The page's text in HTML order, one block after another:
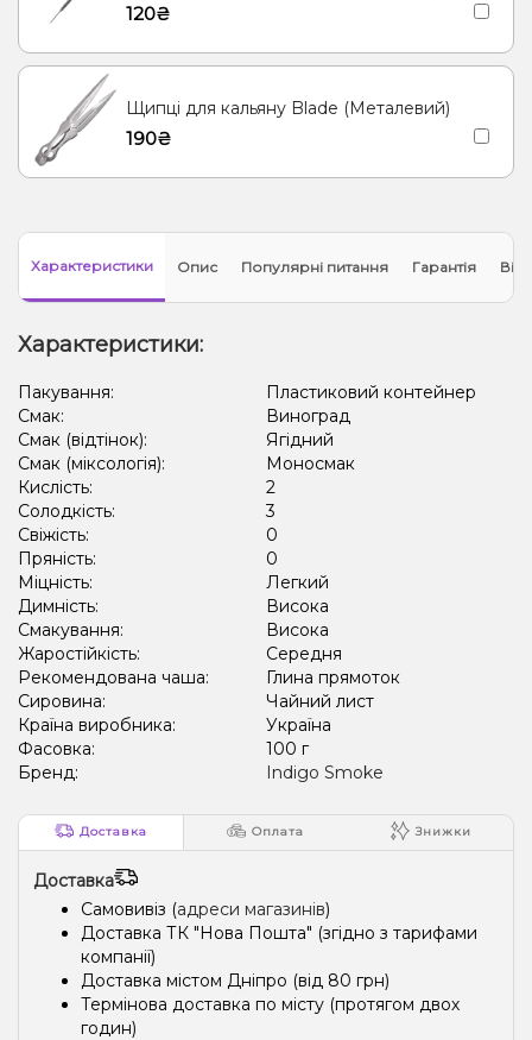
120₴
Щипці для кальяну Blade (Металевий)
190₴
Характеристики Опис Популярні питання Гарантія
Характеристики:
Пакування:
Пластиковий контейнер
Смак:
Виноград
Смак (відтінок):
Ягідний
Смак (міксологія):
Моносмак
Кислість:
2
Солодкість:
3
Свіжість:
0
Пряність:
0
Міцність:
Легкий
Димність:
Висока
Смакування:
Висока
Жаростійкість:
Середня
Рекомендована чаша:
Глина прямоток
Сировина:
Чайний лист
Країна виробника:
Україна
Фасовка:
100 г
Бренд:
Indigo Smoke
Доставка Оплата Знижки
Доставка
Самовивіз (адреси магазинів)
Доставка ТК "Нова Пошта" (згідно з тарифами
компанії)
Доставка містом Дніпро (від 80 грн)
Термінова доставка по місту (протягом двох
годин)